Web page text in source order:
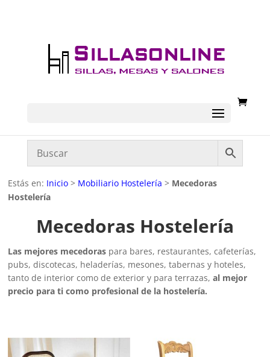
Estás en: Inicio > Mobiliario Hostelería > Mecedoras
Hostelería
Mecedoras Hostelería
Las mejores mecedoras para bares, restaurantes, cafeterías,
pubs, discotecas, heladerías, mesones, tabernas y hoteles,
tanto de interior como de exterior y para terrazas,al mejor
precio para ti como profesional de la hostelería.